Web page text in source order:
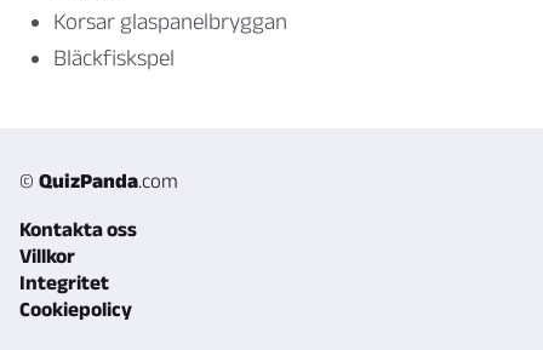
Korsar glaspanelbryggan
Bläckfiskspel
© QuizPanda.com
Kontakta oss
Villkor
Integritet
Cookiepolicy